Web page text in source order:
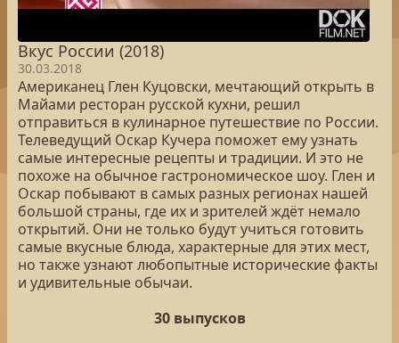
Вкус России (2018)
30.03.2018
Американец Глен Куцовски, мечтающий открыть в
Майами ресторан русской кухни, решил
отправиться в кулинарное путешествие по России.
Телеведущий Оскар Кучера поможет ему узнать
самые интересные рецепты и традиции. И это не
похоже на обычное гастрономическое шоу. Глен и
Оскар побывают в самых разных регионах нашей
большой страны, где их и зрителей ждёт немало
открытий. Они не только будут учиться готовить
самые вкусные блюда, характерные для этих мест,
но также узнают любопытные исторические факты
и удивительные обычаи.
30 выпусков